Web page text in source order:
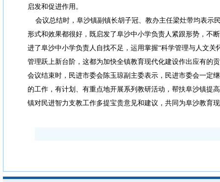
启发和促进作用。
会议总结时，阜沙镇副镇长胡子冠、教办主任梁灶带均表示
形式和效果都很好，既启发了阜沙中小学负责人紧跟形势，不
进了阜沙中小学负责人自找不足，运用掌握“科学管理与人文关
管理跃上新台阶，这都为加快全镇教育现代化建设作出应有的
会议结束时，民进市委会陈玉琼副主委表示，民进市委会一定
的工作，有计划、有重点地开展系列教研活动，帮扶阜沙镇提
镇对民进智力支教工作多提宝贵意见和建议，共同为阜沙教育